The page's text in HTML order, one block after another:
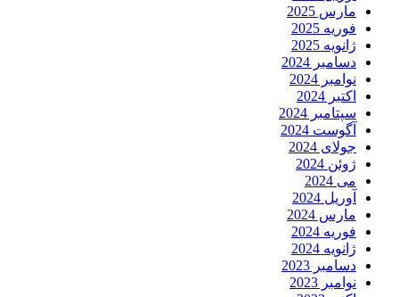
مارس 2025
فوریه 2025
ژانویه 2025
دسامبر 2024
نوامبر 2024
اکتبر 2024
سپتامبر 2024
آگوست 2024
جولای 2024
ژوئن 2024
می 2024
آوریل 2024
مارس 2024
فوریه 2024
ژانویه 2024
دسامبر 2023
نوامبر 2023